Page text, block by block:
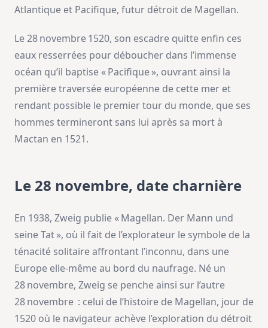
Atlantique et Pacifique, futur détroit de Magellan.
Le 28 novembre 1520, son escadre quitte enfin ces
eaux resserrées pour déboucher dans l’immense
océan qu’il baptise « Pacifique », ouvrant ainsi la
première traversée européenne de cette mer et
rendant possible le premier tour du monde, que ses
hommes termineront sans lui après sa mort à
Mactan en 1521.
Le 28 novembre, date charnière
En 1938, Zweig publie « Magellan. Der Mann und
seine Tat », où il fait de l’explorateur le symbole de la
ténacité solitaire affrontant l’inconnu, dans une
Europe elle‑même au bord du naufrage. Né un
28 novembre, Zweig se penche ainsi sur l’autre
28 novembre : celui de l’histoire de Magellan, jour de
1520 où le navigateur achève l’exploration du détroit